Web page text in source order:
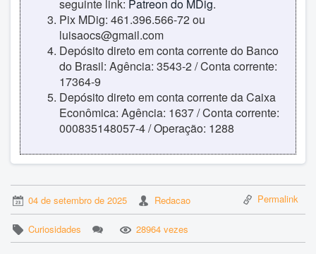
seguinte link: Patreon do MDig.
Pix MDig: 461.396.566-72 ou
luisaocs@gmail.com
Depósito direto em conta corrente do Banco
do Brasil: Agência: 3543-2 / Conta corrente:
17364-9
Depósito direto em conta corrente da Caixa
Econômica: Agência: 1637 / Conta corrente:
000835148057-4 / Operação: 1288
04 de setembro de 2025 Redacao Permalink
Curiosidades 28964 vezes